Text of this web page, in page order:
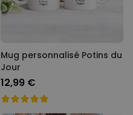
Mug personnalisé Potins du
Jour
12,99 €